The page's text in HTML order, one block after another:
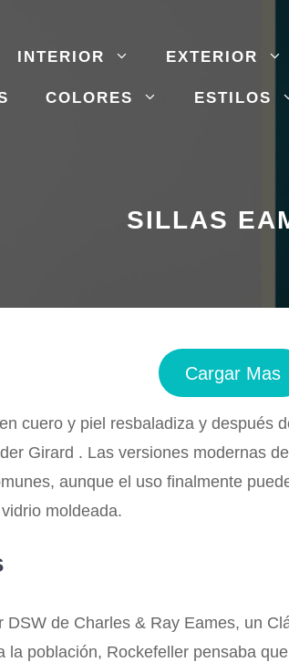
INTERIOR EXTERIOR
COLORES ESTILOS
SILLAS
Cargar Mas
cuero y piel resbaladiza y
Girard . Las versiones modernas
aunque el uso finalmente
moldeada.
de Charles & Ray Eames, un
población, Rockefeller pensaba